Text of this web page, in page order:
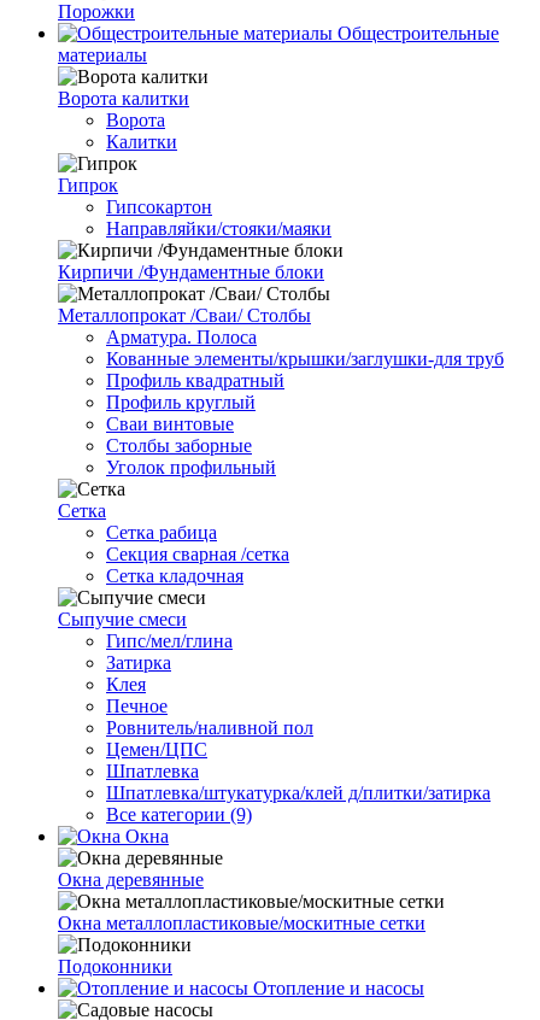
Порожки
Общестроительные
материалы
Ворота калитки
Ворота
Калитки
Гипрок
Гипсокартон
Направляйки/стояки/маяки
Кирпичи /Фундаментные блоки
Металлопрокат /Сваи/ Столбы
Арматура. Полоса
Кованные элементы/крышки/заглушки-для труб
Профиль квадратный
Профиль круглый
Сваи винтовые
Столбы заборные
Уголок профильный
Сетка
Cетка рабица
Секция сварная /сетка
Сетка кладочная
Сыпучие смеси
Гипс/мел/глина
Затирка
Клея
Печное
Ровнитель/наливной пол
Цемен/ЦПС
Шпатлевка
Шпатлевка/штукатурка/клей д/плитки/затирка
Все категории (9)
Окна
Окна деревянные
Окна металлопластиковые/москитные сетки
Подоконники
Отопление и насосы